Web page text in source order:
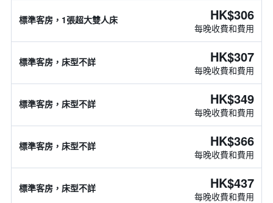
標準客房，1張超大雙人床 HK$306
每晚收費和費用
標準客房，床型不詳 HK$307
每晚收費和費用
標準客房，床型不詳 HK$349
每晚收費和費用
標準客房，床型不詳 HK$366
每晚收費和費用
標準客房，床型不詳 HK$437
每晚收費和費用